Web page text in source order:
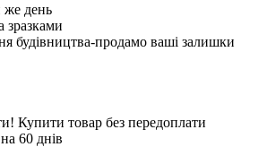
же день
зразками
будівництва-продамо ваші залишки
Купити товар без передоплати
60 днів